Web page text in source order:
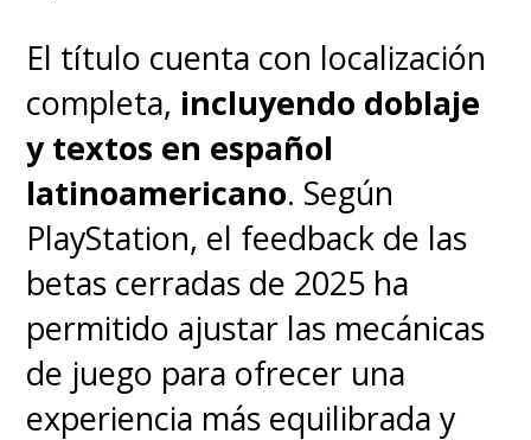
El título cuenta con localización
completa, incluyendo doblaje
y textos en español
latinoamericano. Según
PlayStation, el feedback de las
betas cerradas de 2025 ha
permitido ajustar las mecánicas
de juego para ofrecer una
experiencia más equilibrada y